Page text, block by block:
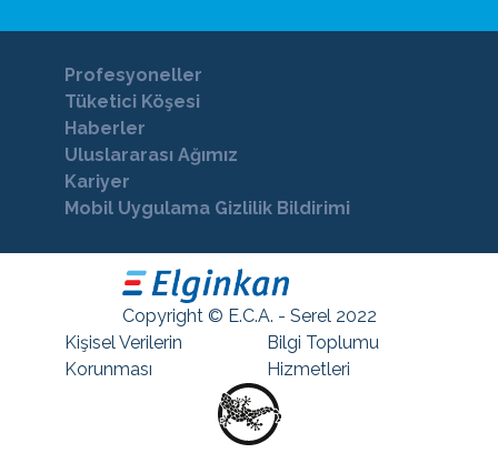
Profesyoneller
Tüketici Köşesi
Haberler
Uluslararası Ağımız
Kariyer
Mobil Uygulama Gizlilik Bildirimi
Copyright © E.C.A. - Serel 2022
Kişisel Verilerin
Korunması
Bilgi Toplumu
Hizmetleri